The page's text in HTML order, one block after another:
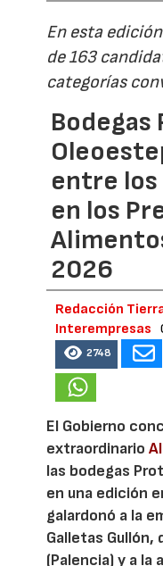
En esta
de 163
categorías
Bodegas
entre los
en los
2026
Redacción
Interempresas
2748
El Gobierno
extraordinario
las bodegas
en una edición
galardonó a la
Galletas Gullón,
(Palencia) y a la